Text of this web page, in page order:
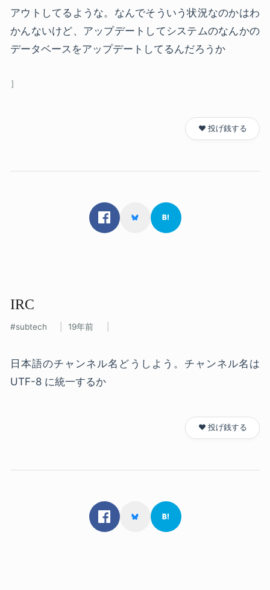
アウトしてるような。なんでそういう状況なのかはわ
かんないけど、アップデートしてシステムのなんかの
データベースをアップデートしてるんだろうか
❤️ 投げ銭する
IRC
subtech 19年前
日本語のチャンネル名どうしよう。チャンネル名は
UTF-8 に統一するか
❤️ 投げ銭する